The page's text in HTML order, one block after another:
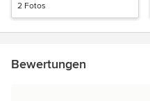
2 Fotos
Bewertungen